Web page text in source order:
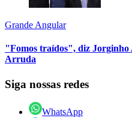
Grande Angular
"Fomos traídos", diz Jorginho
Arruda
Siga nossas redes
WhatsApp